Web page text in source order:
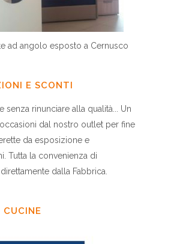
ad angolo esposto a Cernusco
E SCONTI
senza rinunciare alla qualità... Un
dal nostro outlet per fine
da esposizione e
Tutta la convenienza di
dalla Fabbrica.
CUCINE